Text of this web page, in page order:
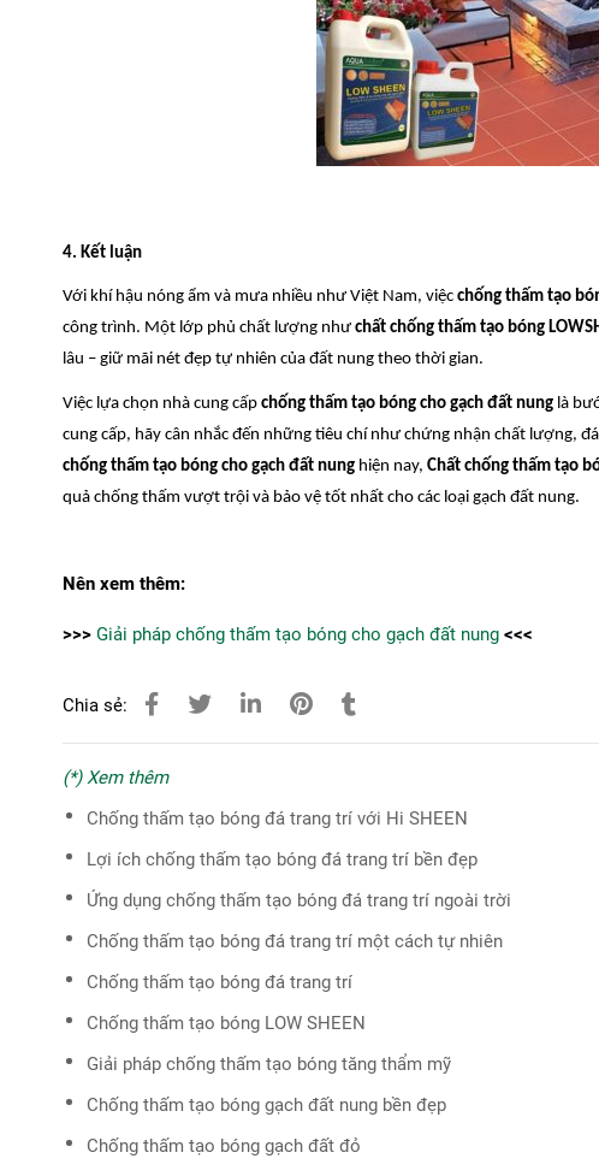
4. Kết luận
Với khí hậu nóng ẩm và mưa nhiều như Việt Nam, việc chống thấm tạo
công trình. Một lớp phủ chất lượng như chất chống thấm tạo bóng
lâu – giữ mãi nét đẹp tự nhiên của đất nung theo thời gian.
Việc lựa chọn nhà cung cấp chống thấm tạo bóng cho gạch đất nung là
cung cấp, hãy cân nhắc đến những tiêu chí như chứng nhận chất lượng,
chống thấm tạo bóng cho gạch đất nung hiện nay, Chất chống thấm tạo
quả chống thấm vượt trội và bảo vệ tốt nhất cho các loại gạch đất nung.
Nên xem thêm:
>>> Giải pháp chống thấm tạo bóng cho gạch đất nung <<<
Chia sẻ:
(*) Xem thêm
Chống thấm tạo bóng đá trang trí với Hi SHEEN
Lợi ích chống thấm tạo bóng đá trang trí bền đẹp
Ứng dụng chống thấm tạo bóng đá trang trí ngoài trời
Chống thấm tạo bóng đá trang trí một cách tự nhiên
Chống thấm tạo bóng đá trang trí
Chống thấm tạo bóng LOW SHEEN
Giải pháp chống thấm tạo bóng tăng thẩm mỹ
Chống thấm tạo bóng gạch đất nung bền đẹp
Chống thấm tạo bóng gạch đất đỏ